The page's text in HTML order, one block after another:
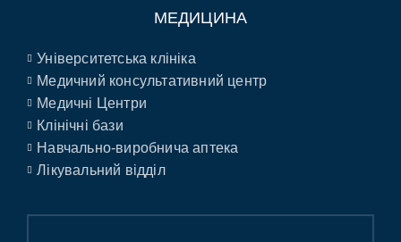
МЕДИЦИНА
Університетська клініка
Медичний консультативний центр
Медичні Центри
Клінічні бази
Навчально-виробнича аптека
Лікувальний відділ